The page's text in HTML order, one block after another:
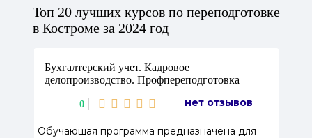
Топ 20 лучших курсов по переподготовке
в Костроме за 2024 год
Бухгалтерский учет. Кадровое
делопроизводство. Профпереподготовка
0 нет отзывов
Обучающая программа предназначена для